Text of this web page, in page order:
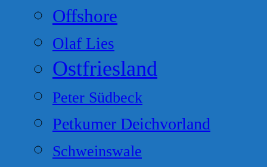
Offshore
Olaf Lies
Ostfriesland
Peter Südbeck
Petkumer Deichvorland
Schweinswale